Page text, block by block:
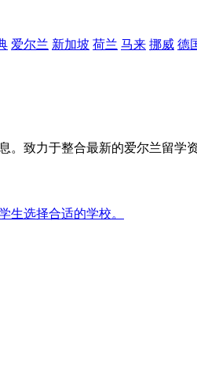
爱尔兰 新加坡 荷兰 马来 挪威 德
致力于整合最新的爱尔兰留学
生选择合适的学校。